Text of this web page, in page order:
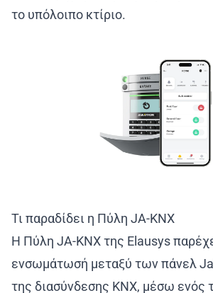
το υπόλοιπο κτίριο.
Τι παραδίδει η Πύλη JA-KNX
Η Πύλη JA-KNX της Elausys
ενσωμάτωσή μεταξύ των πάνελ
της διασύνδεσης KNX, μέσω ενός